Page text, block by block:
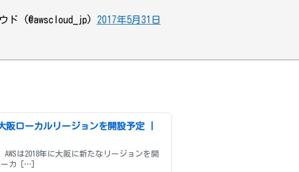
ド (@awscloud_jp) 2017年5月31日
阪ローカルリージョンを開設予定 |
は2018年に大阪に新たなリージョンを開
ーカ […]